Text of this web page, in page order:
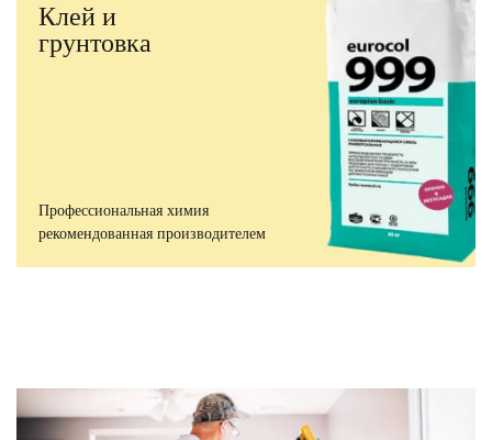
Клей и
грунтовка
Профессиональная химия
рекомендованная производителем